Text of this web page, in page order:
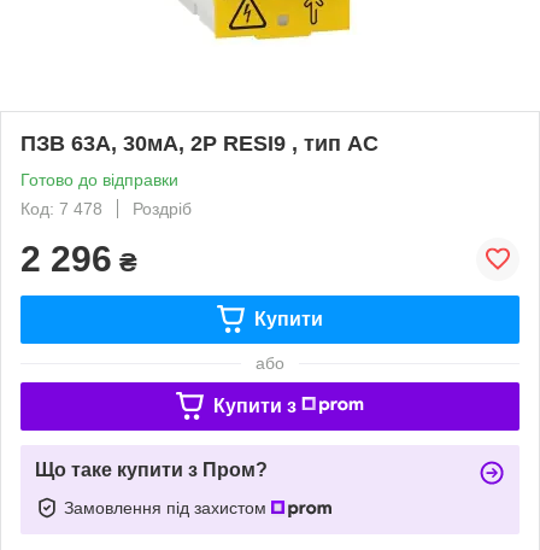
ПЗВ 63A, 30мA, 2P RESI9 , тип АС
Готово до відправки
Код: 7 478
Роздріб
2 296 ₴
Купити
або
Купити з
Що таке купити з Пром?
Замовлення під захистом